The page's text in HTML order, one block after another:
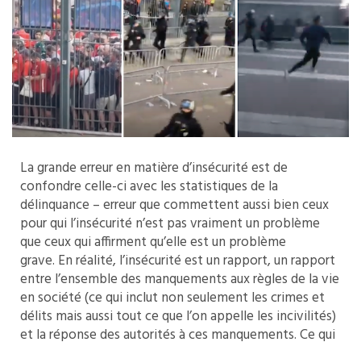
La grande erreur en matière d’insécurité est de
confondre celle-ci avec les statistiques de la
délinquance – erreur que commettent aussi bien ceux
pour qui l’insécurité n’est pas vraiment un problème
que ceux qui affirment qu’elle est un problème
grave. En réalité, l’insécurité est un rapport, un rapport
entre l’ensemble des manquements aux règles de la vie
en société (ce qui inclut non seulement les crimes et
délits mais aussi tout ce que l’on appelle les incivilités)
et la réponse des autorités à ces manquements. Ce qui